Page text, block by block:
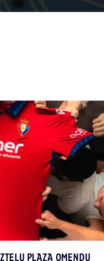
PLAZA OMENDU